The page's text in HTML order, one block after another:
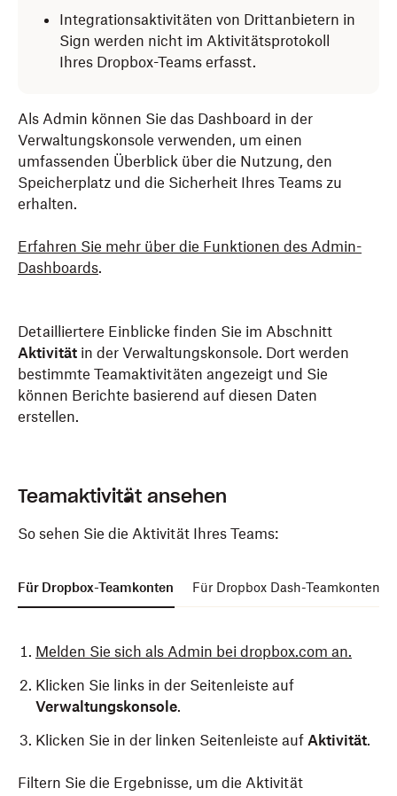
Integrationsaktivitäten von Drittanbietern in
Sign werden nicht im Aktivitätsprotokoll
Ihres Dropbox-Teams erfasst.
Als Admin können Sie das Dashboard in der
Verwaltungskonsole verwenden, um einen
umfassenden Überblick über die Nutzung, den
Speicherplatz und die Sicherheit Ihres Teams zu
erhalten.
Erfahren Sie mehr über die Funktionen des Admin-
Dashboards.
Detailliertere Einblicke finden Sie im Abschnitt
Aktivität in der Verwaltungskonsole. Dort werden
bestimmte Teamaktivitäten angezeigt und Sie
können Berichte basierend auf diesen Daten
erstellen.
Teamaktivität ansehen
So sehen Sie die Aktivität Ihres Teams:
Für Dropbox-Teamkonten Für Dropbox Dash-Teamkonten
Melden Sie sich als Admin bei dropbox.com an.
Klicken Sie links in der Seitenleiste auf
Verwaltungskonsole.
Klicken Sie in der linken Seitenleiste auf Aktivität.
Melden Sie sich als Admin bei dropbox.com an.
Filtern Sie die Ergebnisse, um die Aktivität